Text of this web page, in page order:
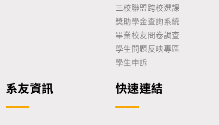
三校聯盟跨校選課
獎助學金查詢系統
畢業校友問卷調查
學生問題反映專區
學生申訴
系友資訊 快速連結